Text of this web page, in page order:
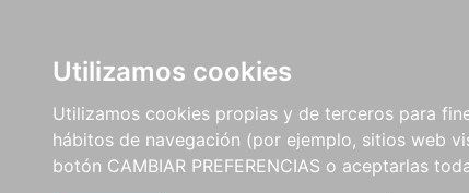
Utilizamos cookies
Utilizamos cookies propias y de terceros para
hábitos de navegación (por ejemplo, sitios web
botón CAMBIAR PREFERENCIAS o aceptarlas
LIBROS
MÉTODOS Y
EJERCICIOS
PARTITURAS Y
CRÍTICAS